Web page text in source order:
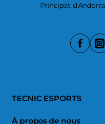
Principat d'Andorra
TECNIC ESPORTS
À propos de nous